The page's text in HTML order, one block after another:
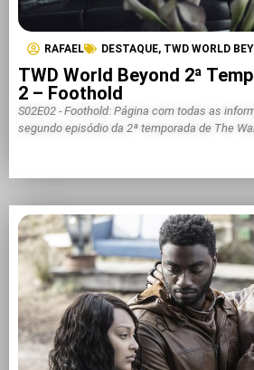
RAFAEL DESTAQUE, TWD WORLD
TWD World Beyond 2ª
2 – Foothold
S02E02 - Foothold: Página com todas as
segundo episódio da 2ª temporada de The